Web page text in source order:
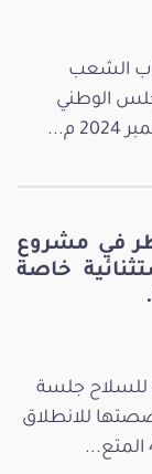
الشعب
الوطني
في مشروع
خاصة
للسلاح جلسة
الاثنين 25 ديسمبر 2023 خصصتها للانطلاق